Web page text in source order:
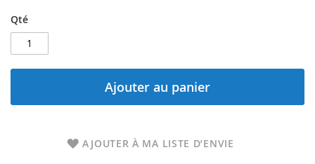
Qté
Ajouter au panier
AJOUTER À MA LISTE D’ENVIE